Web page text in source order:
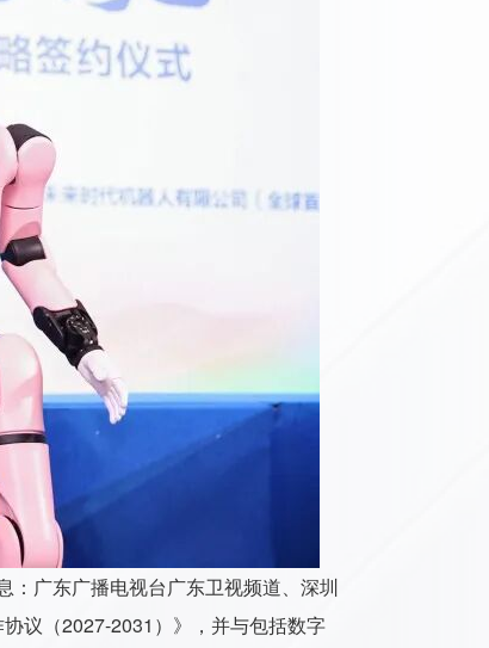
：广东广播电视台广东卫视频道、深圳
议（2027-2031）》，并与包括数字